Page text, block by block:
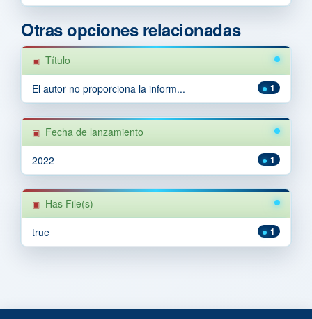
Otras opciones relacionadas
Título
1
El autor no proporciona la inform...
Fecha de lanzamiento
1
2022
Has File(s)
1
true